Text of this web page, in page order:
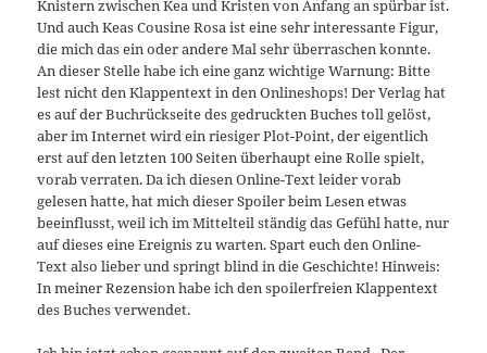
Knistern zwischen Kea und Kristen von Anfang an spürbar ist.
Und auch Keas Cousine Rosa ist eine sehr interessante Figur,
die mich das ein oder andere Mal sehr überraschen konnte.
An dieser Stelle habe ich eine ganz wichtige Warnung: Bitte
lest nicht den Klappentext in den Onlineshops! Der Verlag hat
es auf der Buchrückseite des gedruckten Buches toll gelöst,
aber im Internet wird ein riesiger Plot-Point, der eigentlich
erst auf den letzten 100 Seiten überhaupt eine Rolle spielt,
vorab verraten. Da ich diesen Online-Text leider vorab
gelesen hatte, hat mich dieser Spoiler beim Lesen etwas
beeinflusst, weil ich im Mittelteil ständig das Gefühl hatte, nur
auf dieses eine Ereignis zu warten. Spart euch den Online-
Text also lieber und springt blind in die Geschichte! Hinweis:
In meiner Rezension habe ich den spoilerfreien Klappentext
des Buches verwendet.